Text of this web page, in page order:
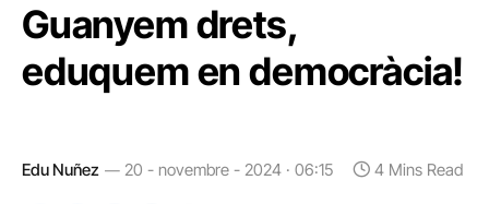
Guanyem drets,
eduquem en democràcia!
Edu Nuñez 20 - novembre - 2024 · 06:15 4 Mins Read